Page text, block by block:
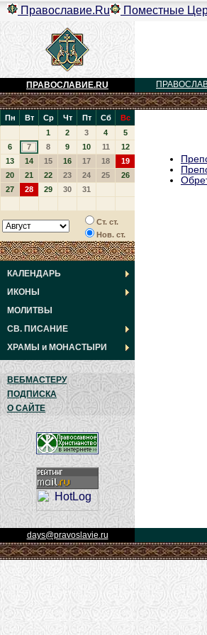
Православие.Ru Поместные
ПРАВОСЛАВИЕ.RU
Пн Вт Ср Чт Пт Сб
Вс
1
2 3 4
5
6
7 8 9 10 11
12
13
14 15 16 17 18
19
20
21 22 23 24 25
26
27
28 29 30 31
Ст. ст.
Нов. ст.
КАЛЕНДАРЬ
ИКОНЫ
МОЛИТВЫ
СВ. ПИСАНИЕ
ХРАМЫ и МОНАСТЫРИ
ВЕБМАСТЕРУ
ПОДПИСКА
О САЙТЕ
days@pravoslavie.ru